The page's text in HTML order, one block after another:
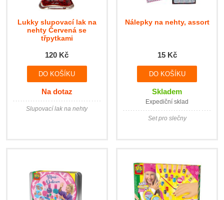
Lukky slupovací lak na
nehty Červená se
třpytkami
120 Kč
Na dotaz
Slupovací lak na nehty
Nálepky na nehty, assort
15 Kč
Skladem
Expediční sklad
Set pro slečny